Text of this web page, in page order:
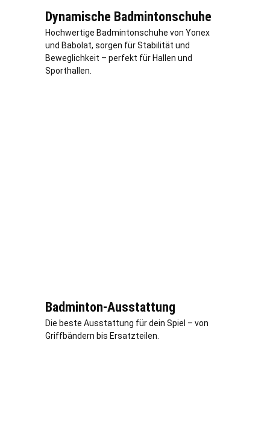
Dynamische Badmintonschuhe
Hochwertige Badmintonschuhe von Yonex
und Babolat, sorgen für Stabilität und
Beweglichkeit – perfekt für Hallen und
Sporthallen.
Badminton-Ausstattung
Die beste Ausstattung für dein Spiel – von
Griffbändern bis Ersatzteilen.